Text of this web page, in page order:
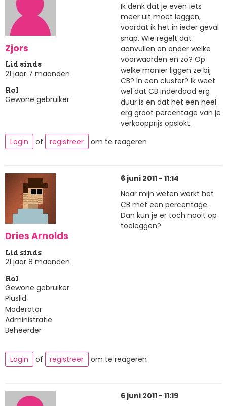
Zjors
Lid sinds
21 jaar 7 maanden
Rol
Gewone gebruiker
Ik denk dat je even iets
meer uit moet leggen,
voordat ik het in ieder geval
snap. Wie regelt dat
aanvullen en onder welke
voorwaarden en zo? Op
welke manier liggen ze bij
CB? In een cluster? Ik weet
wel dat CB inderdaad erg
duur is en dat het een heel
erg groot percentage van je
verkoopprijs opslokt.
Login
of registreer om te reageren
Dries Arnolds
Lid sinds
21 jaar 8 maanden
Rol
Gewone gebruiker
Pluslid
Moderator
Administratie
Beheerder
6 juni 2011 - 11:14
Naar mijn weten werkt het
CB met een percentage.
Dan kun je er toch nooit op
toeleggen?
Login of registreer om te reageren
6 juni 2011 - 11:19